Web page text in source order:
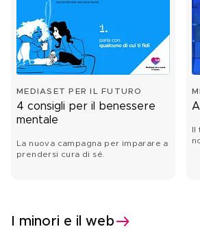
MEDIASET PER IL FUTURO
4 consigli per il benessere
mentale
La nuova campagna per imparare a
prendersi cura di sé.
Il
I minori e il web